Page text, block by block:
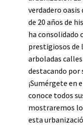
verdadero oasis
de 20 años de
ha consolidado
prestigiosos de
arboladas
destacando por
¡Sumérgete en
conoce todos
mostraremos
esta